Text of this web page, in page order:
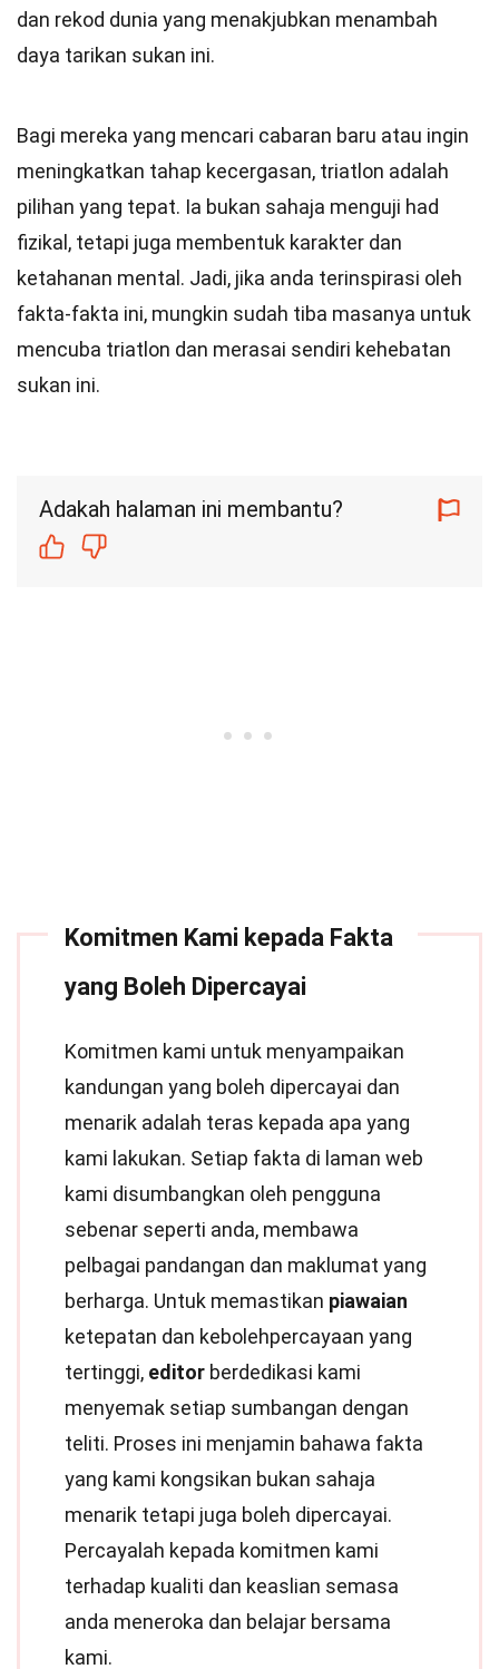
dan rekod dunia yang menakjubkan menambah
daya tarikan sukan ini.
Bagi mereka yang mencari cabaran baru atau ingin
meningkatkan tahap kecergasan, triatlon adalah
pilihan yang tepat. Ia bukan sahaja menguji had
fizikal, tetapi juga membentuk karakter dan
ketahanan mental. Jadi, jika anda terinspirasi oleh
fakta-fakta ini, mungkin sudah tiba masanya untuk
mencuba triatlon dan merasai sendiri kehebatan
sukan ini.
Adakah halaman ini membantu?
Komitmen Kami kepada Fakta
yang Boleh Dipercayai
Komitmen kami untuk menyampaikan
kandungan yang boleh dipercayai dan
menarik adalah teras kepada apa yang
kami lakukan. Setiap fakta di laman web
kami disumbangkan oleh pengguna
sebenar seperti anda, membawa
pelbagai pandangan dan maklumat yang
berharga. Untuk memastikan piawaian
ketepatan dan kebolehpercayaan yang
tertinggi, editor berdedikasi kami
menyemak setiap sumbangan dengan
teliti. Proses ini menjamin bahawa fakta
yang kami kongsikan bukan sahaja
menarik tetapi juga boleh dipercayai.
Percayalah kepada komitmen kami
terhadap kualiti dan keaslian semasa
anda meneroka dan belajar bersama
kami.